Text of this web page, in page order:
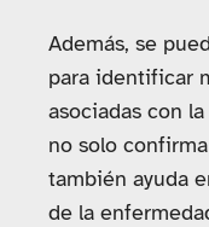
Además, se
para identificar
asociadas con
no solo
también ayuda
de la